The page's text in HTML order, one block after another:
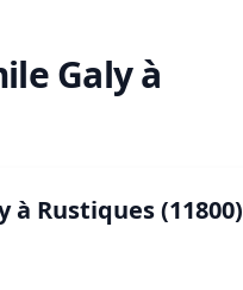
Galy à
à Rustiques (11800)